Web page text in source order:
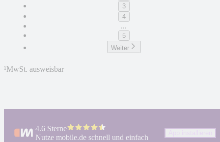
3
4
...
5
Weiter
¹MwSt. ausweisbar
4.6 Sterne
Nutze mobile.de schnell und einfach